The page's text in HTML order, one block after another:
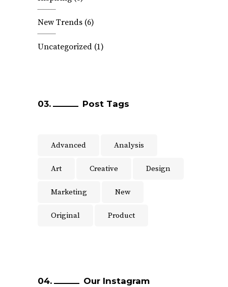
New Trends (6)
Uncategorized (1)
Post Tags
Advanced Analysis
Art Creative Design
Marketing New
Original Product
Our Instagram